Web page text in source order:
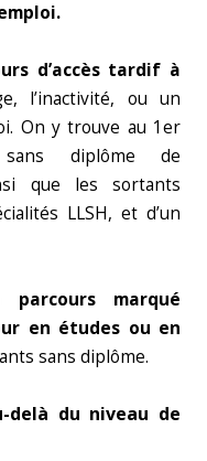
d’accès tardif à
l’inactivité, ou un
On y trouve au 1er
diplôme de
que les sortants
LLSH, et d’un
marqué
en études ou en
sans diplôme.
delà du niveau de